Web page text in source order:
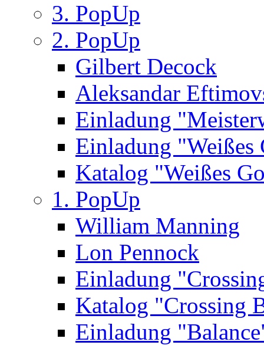
3. PopUp
2. PopUp
Gilbert Decock
Aleksandar
Einladung
Einladung "Weißes
Katalog "Weißes
1. PopUp
William Manning
Lon Pennock
Einladung
Katalog "Crossing
Einladung